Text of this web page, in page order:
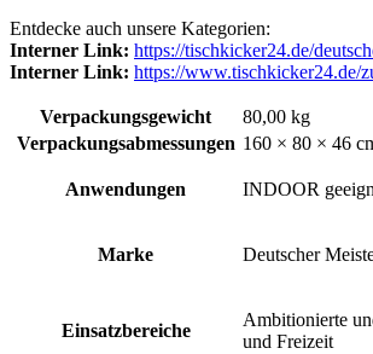
Entdecke auch unsere Kategorien:
Interner Link: https://tischkicker24.de/
Interner Link: https://www.tischkicker24.de/
Verpackungsgewicht
80,00 kg
Verpackungsabmessungen 160 × 80 × 46
Anwendungen INDOOR
Marke Deutscher
Einsatzbereiche
Ambitionierte
und Freizeit